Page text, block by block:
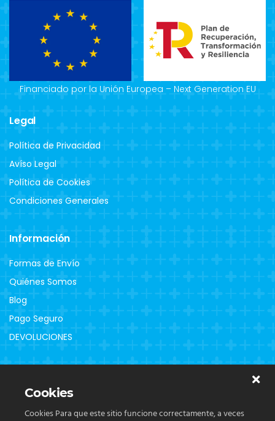
Financiado por la Unión Europea – Next Generation EU
Legal
Política de Privacidad
Avíso Legal
Política de Cookies
Condiciones Generales
Información
Formas de Envío
Quiénes Somos
Blog
Pago Seguro
DEVOLUCIONES
Contacto
Cookies
Cookies Para que este sitio funcione correctamente, a veces